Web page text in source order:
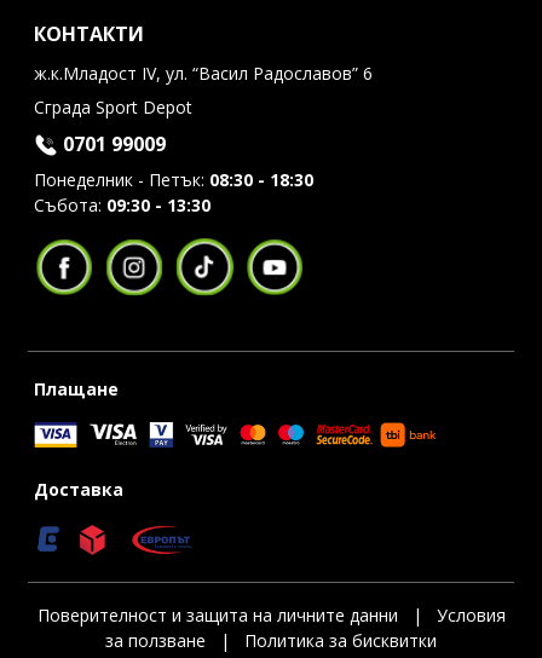
КОНТАКТИ
ж.к.Младост IV, ул. “Васил Радославов” 6
Сграда Sport Depot
0701 99009
Понеделник - Петък: 08:30 - 18:30
Събота: 09:30 - 13:30
Плащане
Доставка
Поверителност и защита на личните данни |
Условия
за ползване
| Политика за бисквитки